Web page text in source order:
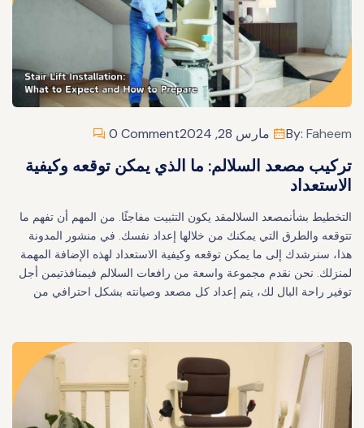
By: Faheem مارس 28, 2024 0 Comment
تركيب مصعد السلالم: ما الذي يمكن توقعه وكيفية
الاستعداد
التخطيط بشأنمصعد السلالمقد يكون التثبيت مفاجئًا. من المهم أن تفهم ما
تتوقعه والطرق التي يمكنك من خلالها إعداد نفسك. في منشور المدونة
هذا، سنرشدك إلى ما يمكن توقعه وكيفية الاستعداد لهذه الإضافة المهمة
لمنزلك. نحن نقدم مجموعة واسعة من رافعات السلالم فيمنافذتيمن أجل
توفير راحة البال لك، يتم إعداد كل مصعد وصيانته بشكل احترافي من